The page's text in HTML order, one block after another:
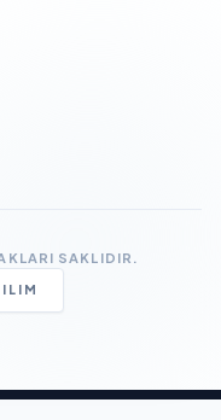
SAKLIDIR.